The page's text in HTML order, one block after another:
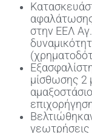
αφαλάτωσης
στην ΕΕΛ
μίσθωσης
γεωτρήσεις